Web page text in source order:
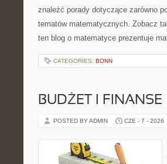
znaleźć porady dotyczące zarówno
tematów matematycznych. Zobacz
ten blog o matematyce prezentuje
CATEGORIES: BONN
BUDŻET I FINANSE
POSTED BY ADMIN CZE - 7 - 2026